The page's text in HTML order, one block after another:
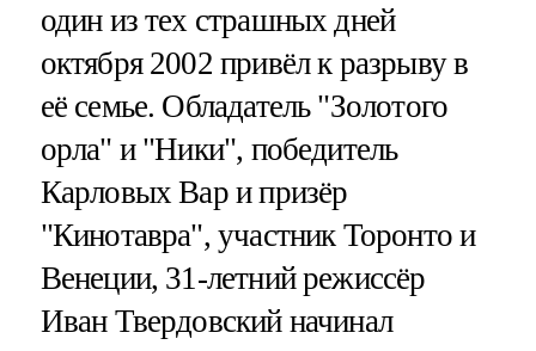
один из тех страшных дней
октября 2002 привёл к разрыву в
её семье. Обладатель "Золотого
орла" и "Ники", победитель
Карловых Вар и призёр
"Кинотавра", участник Торонто и
Венеции, 31-летний режиссёр
Иван Твердовский начинал